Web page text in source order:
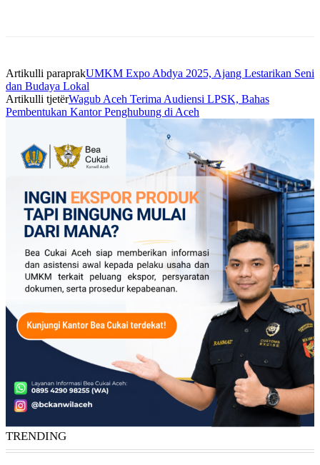
Artikulli paraprakUMKM Expo Abdya 2025, Ajang Lestarikan Seni
dan Budaya Lokal
Artikulli tjetërWagub Aceh Terima Audiensi LPSK, Bahas
Pembentukan Kantor Penghubung di Aceh
TRENDING